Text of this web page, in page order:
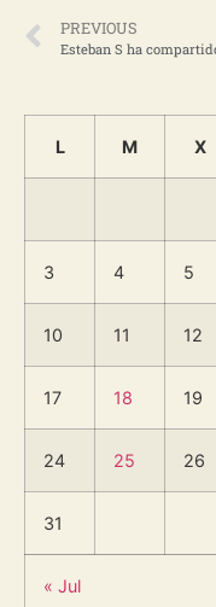
PREVIOUS
L M X
3 4 5
10 11 12
17 18 19
24 25 26
31
« Jul